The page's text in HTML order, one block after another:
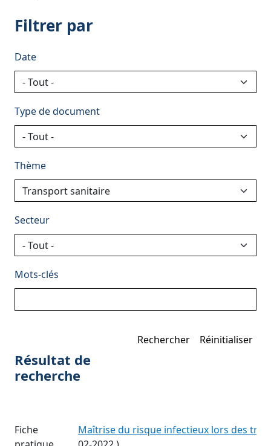
Filtrer par
Date
Type de document
Thème
Secteur
Mots-clés
Résultat de
recherche
Fiche
Maîtrise du risque infectieux lors des